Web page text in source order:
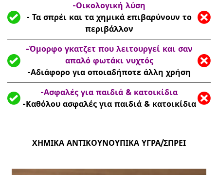
-Οικολογική λύση
- Τα σπρέι και τα χημικά επιβαρύνουν το
περιβάλλον
-Όμορφο γκατζετ που λειτουργεί και σαν
απαλό φωτάκι νυχτός
-Αδιάφορο για οποιαδήποτε άλλη χρήση
-Ασφαλές για παιδιά & κατοικίδια
-Καθόλου ασφαλές για παιδιά & κατοικίδια
ΧΗΜΙΚΑ ΑΝΤΙΚΟΥΝΟΥΠΙΚΑ ΥΓΡΑ/ΣΠΡΕΙ